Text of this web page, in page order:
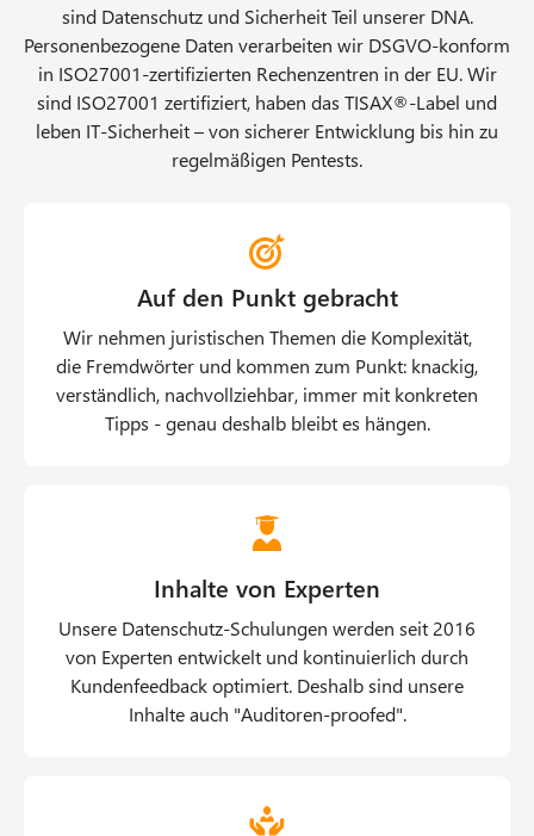
sind Datenschutz und Sicherheit Teil unserer DNA.
Personenbezogene Daten verarbeiten wir DSGVO-konform
in ISO27001-zertifizierten Rechenzentren in der EU. Wir
sind ISO27001 zertifiziert, haben das TISAX®-Label und
leben IT-Sicherheit – von sicherer Entwicklung bis hin zu
regelmäßigen Pentests.
Auf den Punkt gebracht
Wir nehmen juristischen Themen die Komplexität,
die Fremdwörter und kommen zum Punkt: knackig,
verständlich, nachvollziehbar, immer mit konkreten
Tipps - genau deshalb bleibt es hängen.
Inhalte von Experten
Unsere Datenschutz-Schulungen werden seit 2016
von Experten entwickelt und kontinuierlich durch
Kundenfeedback optimiert. Deshalb sind unsere
Inhalte auch "Auditoren-proofed".